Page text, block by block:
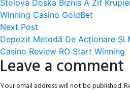
navigation
post:
Stolová Doska Biznis A Žiť
Winning Casino GoldBet
Next Post
post:
Depozit Metodă De Acționare Și
Casino Review RO Start Winning
Leave a comment
Your email address will not be published.